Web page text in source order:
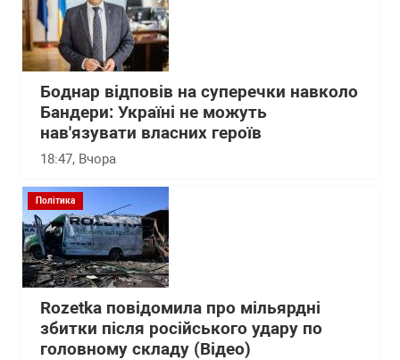
Боднар відповів на суперечки навколо
Бандери: Україні не можуть
нав'язувати власних героїв
18:47, Вчора
Політика
Rozetka повідомила про мільярдні
збитки після російського удару по
головному складу (Відео)